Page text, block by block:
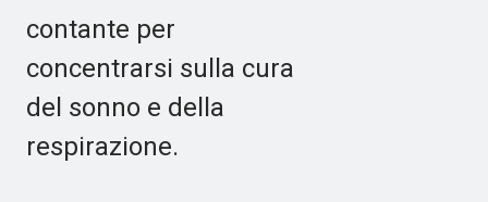
contante per
concentrarsi sulla cura
del sonno e della
respirazione.